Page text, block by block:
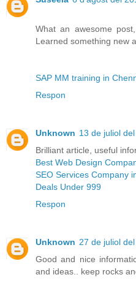
What an awesome
Learned something new
SAP MM training in
Respon
Unknown 13 de juliol
Brilliant article, useful
Best Web Design
SEO Services Company
Deals Under 999
Respon
Unknown 27 de juliol
Good and nice
and ideas.. keep rocks